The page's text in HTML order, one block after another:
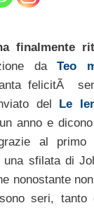
finalmente
daTeo
felicitÃ
del Le
anno e
al primo
sfilata di
nonostante
seri, tanto